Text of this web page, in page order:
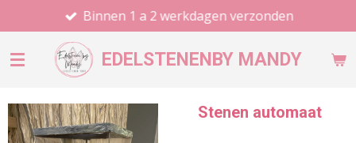
direct
naar
EDELSTENENBY MANDY
Binnen 1 a 2 werkdagen verzonden
Stenen automaat